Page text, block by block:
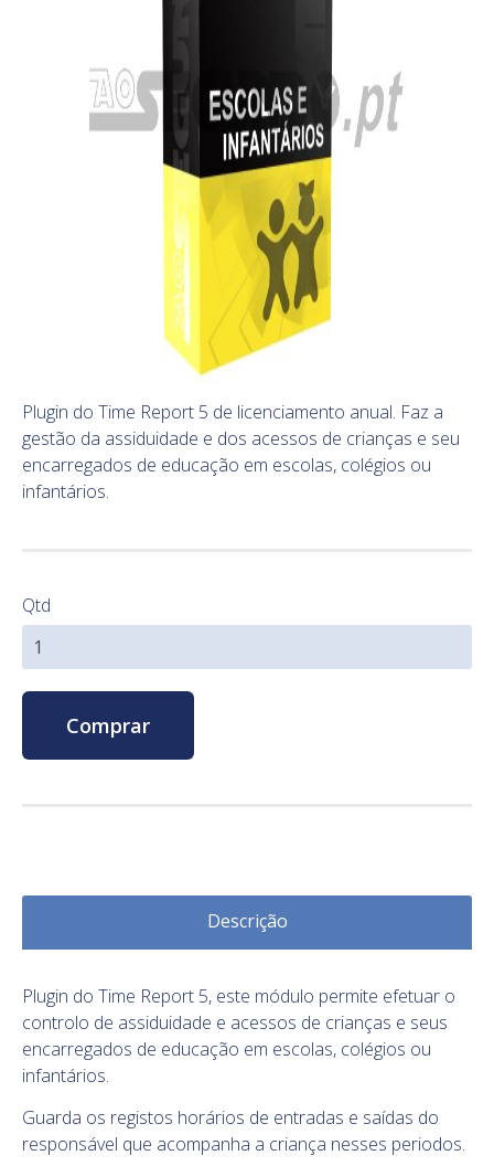
Plugin do Time Report 5 de licenciamento anual. Faz a
gestão da assiduidade e dos acessos de crianças e seu
encarregados de educação em escolas, colégios ou
infantários.
Qtd
Comprar
Descrição
Plugin do Time Report 5, este módulo permite efetuar o
controlo de assiduidade e acessos de crianças e seus
encarregados de educação em escolas, colégios ou
infantários.
Guarda os registos horários de entradas e saídas do
responsável que acompanha a criança nesses periodos.